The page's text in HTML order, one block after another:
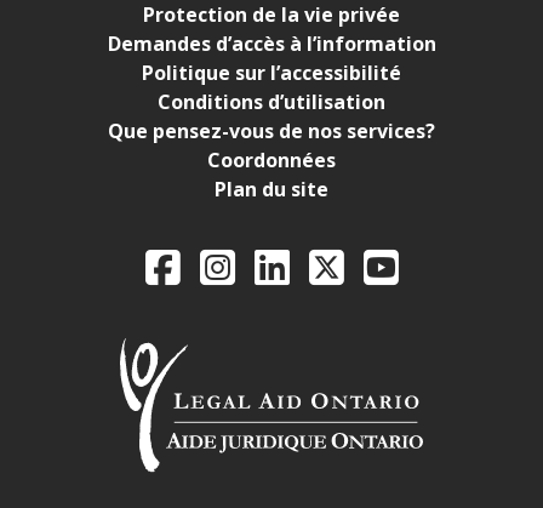
Protection de la vie privée
Demandes d’accès à l’information
Politique sur l’accessibilité
Conditions d’utilisation
Que pensez-vous de nos services?
Coordonnées
Plan du site
Legal Aid Ontario
FacebookInstagram
LinkedIn
X YouTube